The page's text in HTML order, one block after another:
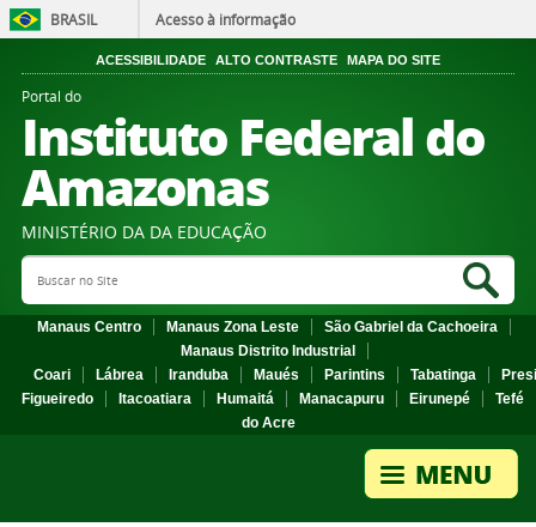
BRASIL Acesso à informação
ACESSIBILIDADE ALTO CONTRASTE MAPA DO SITE
Portal do
Instituto Federal do
Amazonas
MINISTÉRIO DA DA EDUCAÇÃO
Search Site
Manaus Centro Manaus Zona Leste
São Gabriel da Cachoeira
Manaus Distrito Industrial
Coari
Lábrea Iranduba Maués Parintins Tabatinga
Figueiredo
Itacoatiara Humaitá Manacapuru Eirunepé
Tefé
do Acre